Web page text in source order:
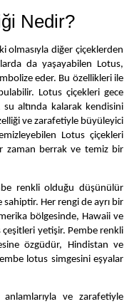
Nedir?
olmasıyla diğer çiçeklerden
da yaşayabilen Lotus,
eder. Bu özellikleri ile
Lotus çiçekleri gece
su altında kalarak kendisini
ve zarafetiyle büyüleyici
Lotus çiçekleri
zaman berrak ve temiz bir
renkli olduğu düşünülür
Her rengi de ayrı bir
bölgesinde, Hawaii ve
çeşitleri yetişir. Pembe renkli
özgüdür, Hindistan ve
lotus simgesini eşyalar
ve zarafetiyle